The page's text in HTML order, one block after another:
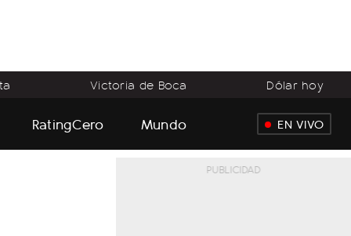
Victoria de Boca Dólar hoy
RatingCero Mundo EN VIVO